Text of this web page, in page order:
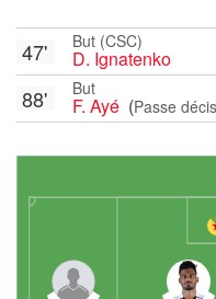
But (CSC)
D. Ignatenko
47'
But
F. Ayé (Passe
88'